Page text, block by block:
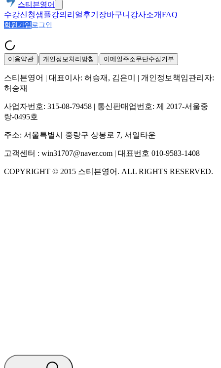
스티븐영어
수강신청샘플강의 리얼후기 장바구니 강사소개FAQ
회원가입 로그인
이용약관 | 개인정보처리방침 | 이메일주소무단수집거부
스티븐영어 | 대표이사: 허승재, 김은미
| 개인정보책임관리자:
허승재
사업자번호: 315-08-79458 | 통신판매업번호: 제 2017-서울중
랑-0495호
주소: 서울특별시 중랑구 상봉로 7, 서일타운
고객센터 : win31707@naver.com | 대표번호 010-9583-1408
COPYRIGHT © 2015 스티븐영어 . ALL RIGHTS RESERVED.